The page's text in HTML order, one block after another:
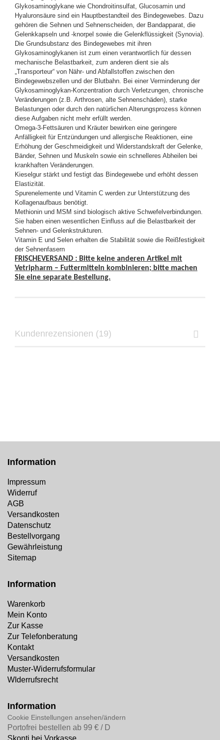
Glykosaminoglykane wie Chondroitinsulfat, Glucosamin und
Hyaluronsäure sind ein Hauptbestandteil des Bindegewebes. Dazu
gehören die Sehnen und Sehnenscheiden, der Bandapparat, die
Gelenkkapseln und -knorpel sowie die Gelenkflüssigkeit (Synovia).
Die Grundsubstanz des Bindegewebes mit ihren
Glykosaminoglykanen ist zum einen verantwortlich für dessen
mechanische Belastbarkeit, zum anderen dient sie als
„Transporteur“ von Nähr- und Abfallstoffen zwischen den
Bindegewebszellen und der Blutbahn. Bei einer Verminderung der
Glykosaminoglykan-Konzentration durch Verletzungen, chronische
Veränderungen (z.B. Arthrosen, alte Sehnenschäden), starke
Belastungen oder durch den natürlichen Alterungsprozess können
diese Aufgaben nicht mehr erfüllt werden.
Omega-3-Fettsäuren und Kräuter bewirken eine geringere
Anfälligkeit für Entzündungen und allergische Reaktionen, eine
Erhöhung der Geschmeidigkeit und Widerstandskraft der Gelenke,
Bänder, Sehnen und Muskeln sowie ein schnelleres Abheilen bei
krankhaften Veränderungen.
Kieselgur stärkt und festigt das Bindegewebe und erhöht dessen
Elastizität.
Spurenelemente und Vitamin C werden zur Unterstützung des
Kollagenaufbaus benötigt.
Methionin und MSM sind biologisch aktive Schwefelverbindungen.
Sie haben einen wesentlichen Einfluss auf die Belastbarkeit der
Sehnen- und Gelenkstrukturen.
Vitamin E und Selen erhalten die Stabilität sowie die Reißfestigkeit
der Sehnenfasern
FRISCHEVERSAND : Bitte keine anderen Artikel mit
Vetripharm – Futtermitteln kombinieren; bitte machen
Sie eine separate Bestellung.
Kundenrezensionen (19)
Information
Impressum
Widerruf
AGB
Versandkosten
Datenschutz
Bestellvorgang
Gewährleistung
Sitemap
Information
Warenkorb
Mein Konto
Zur Kasse
Zur Telefonberatung
Kontakt
Versandkosten
Muster-Widerrufsformular
WIderrufsrecht
Information
Cookie Einstellungen ansehen/ändern
Portofrei bestellen ab 99 € / D
Skonti bei Vorkasse